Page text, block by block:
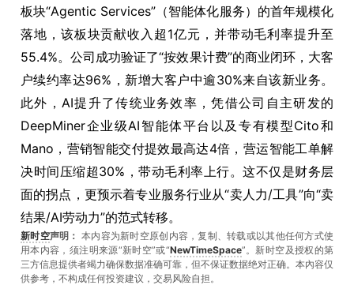
板块“Agentic Services”（智能体化服务）的首年规模化
落地，该板块贡献收入超1亿元，并带动毛利率提升至
55.4%。公司成功验证了“按效果计费”的商业闭环，大客
户续约率达96%，新增大客户中逾30%来自该新业务。
此外，AI提升了传统业务效率，凭借公司自主研发的
DeepMiner企业级AI智能体平台以及专有模型Cito和
Mano，营销智能交付提效最高达4倍，营运智能工单解
决时间压缩超30%，带动毛利率上行。这不仅是财务层
面的拐点，更预示着专业服务行业从“卖人力/工具”向“卖
结果/AI劳动力”的范式转移。
新时空声明： 本内容为新时空原创内容，复制、转载或以其他任何方式使
用本内容，须注明来源“新时空”或“NewTimeSpace”。新时空及授权的第
三方信息提供者竭力确保数据准确可靠，但不保证数据绝对正确。本內容仅
供参考，不构成任何投资建议，交易风险自担。